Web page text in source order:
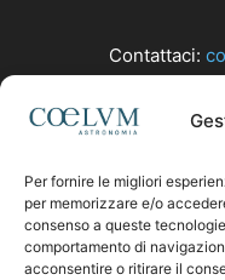
Per fornire le migliori
per memorizzare e/o
consenso a queste
comportamento di
acconsentire o ritirare il
Contattaci: